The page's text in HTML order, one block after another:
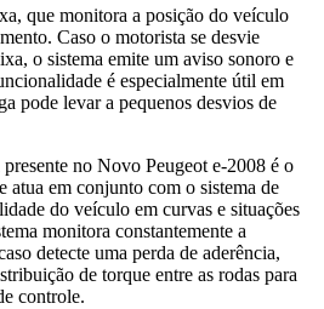
que monitora a posição do veículo
Caso o motorista se desvie
o sistema emite um aviso sonoro e
é especialmente útil em
pode levar a pequenos desvios de
no Novo Peugeot e-2008 é o
atua em conjunto com o sistema de
do veículo em curvas e situações
monitora constantemente a
detecte uma perda de aderência,
de torque entre as rodas para
controle.